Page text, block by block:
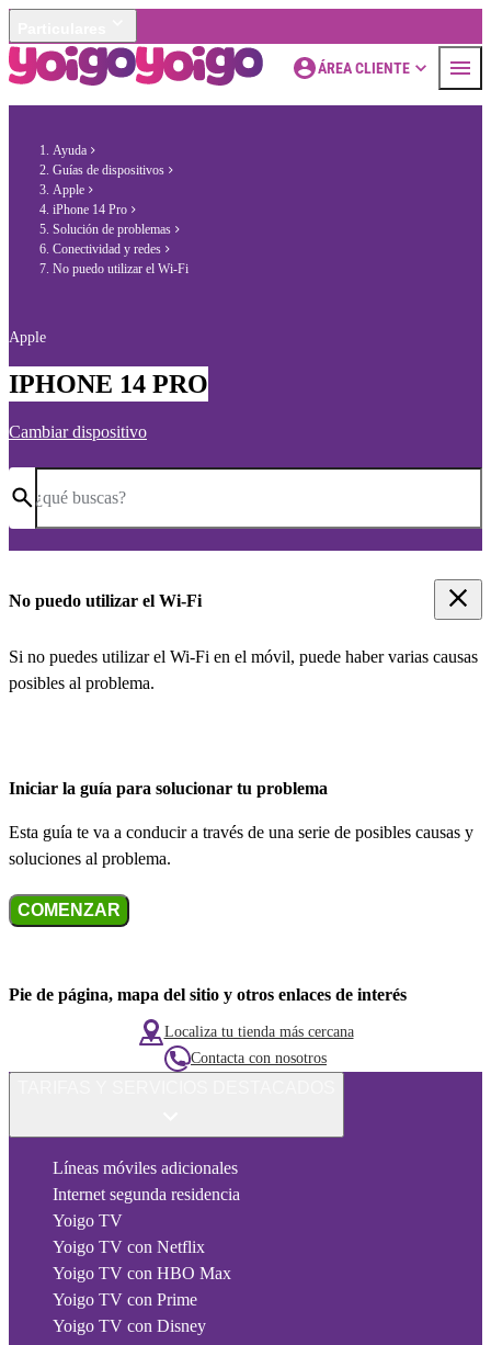
ÁREA CLIENTE
Ayuda
Guías de dispositivos
Apple
iPhone 14 Pro
Solución de problemas
Conectividad y redes
No puedo utilizar el Wi-Fi
Apple
IPHONE 14 PRO
Cambiar dispositivo
¿qué buscas?
No puedo utilizar el Wi-Fi
Si no puedes utilizar el Wi-Fi en el móvil, puede haber varias causas
posibles al problema.
Iniciar la guía para solucionar tu problema
Esta guía te va a conducir a través de una serie de posibles causas y
soluciones al problema.
COMENZAR
Pie de página, mapa del sitio y otros enlaces de interés
Localiza tu tienda más cercana
Contacta con nosotros
Líneas móviles adicionales
Internet segunda residencia
Yoigo TV
Yoigo TV con Netflix
Yoigo TV con HBO Max
Yoigo TV con Prime
Yoigo TV con Disney